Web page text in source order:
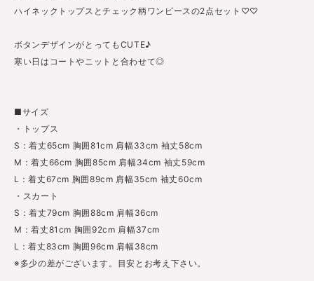
ハイネックトップスとチェック柄ワンピースの2点セット♡♡
ボタンデザインがとってもCUTE♪
寒い日はコートやニットと合わせて◎
■サイズ
・トップス
S：着丈65cm 胸囲81cm 肩幅33cm 袖丈58cm
M：着丈66cm 胸囲85cm 肩幅34cm 袖丈59cm
L：着丈67cm 胸囲89cm 肩幅35cm 袖丈60cm
・スカート
S：着丈79cm 胸囲88cm 肩幅36cm
M：着丈81cm 胸囲92cm 肩幅37cm
L：着丈83cm 胸囲96cm 肩幅38cm
※多少の差がございます。目安とお考え下さい。